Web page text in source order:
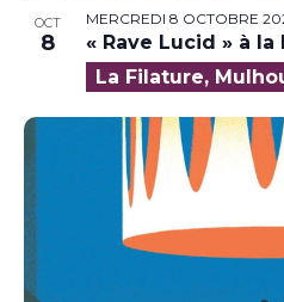
OCT
8
MERCREDI 8 OCTOBRE
« Rave Lucid » à
La Filature,